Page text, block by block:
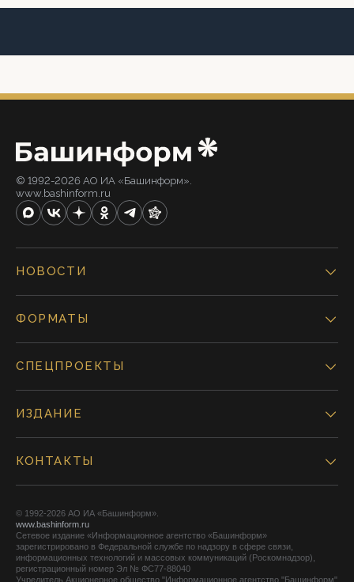
© 1992-2026 АО ИА «Башинформ».
www.bashinform.ru
НОВОСТИ
ФОРМАТЫ
СПЕЦПРОЕКТЫ
ИЗДАНИЕ
КОНТАКТЫ
© 1992-2026 АО ИА «Башинформ».
www.bashinform.ru
Сетевое издание «Информационное агентство «Башинформ»
зарегистрировано в Федеральной службе по надзору в сфере связи,
информационных технологий и массовых коммуникаций (Роскомнадзор),
регистрационный номер Эл № ФС77-88040
Учредитель Акционерное общество "Информационное агентство "Башинформ"